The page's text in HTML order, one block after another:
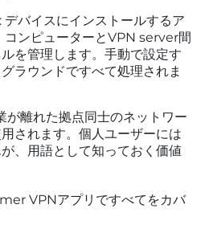
バイスにインストールするア
ンピューターとVPN server間
を管理します。手動で設定す
ラウンドですべて処理されま
離れた拠点同士のネットワー
されます。個人ユーザーには
、用語として知っておく価値
VPNアプリですべてをカバ